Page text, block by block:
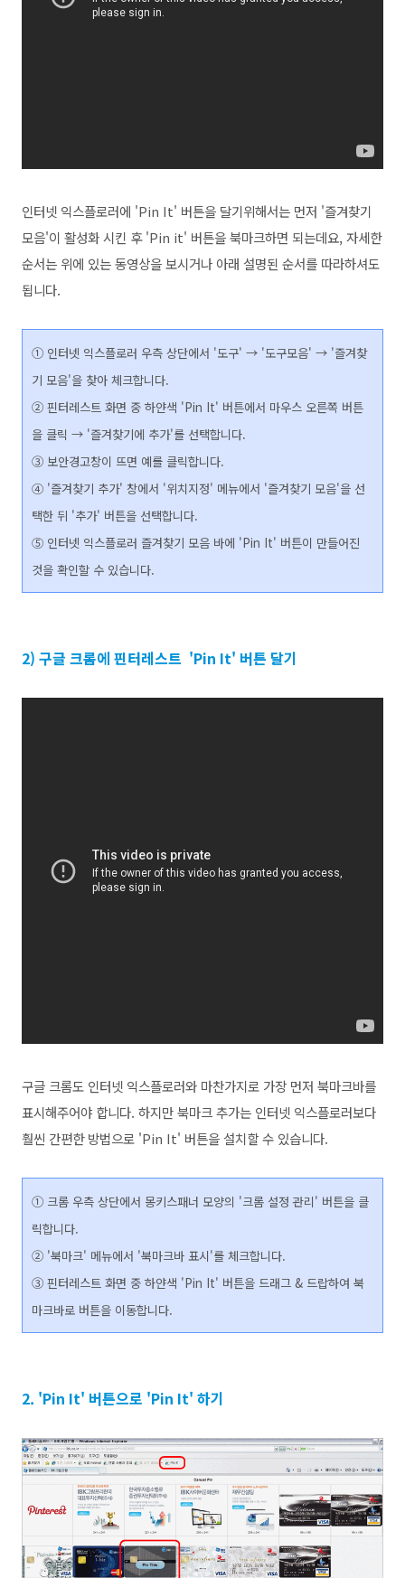
인터넷 익스플로러에 'Pin It' 버튼을 달기위해서는 먼저 '즐겨찾기
모음'이 활성화 시킨 후 'Pin it' 버튼을 북마크하면 되는데요, 자세한
순서는 위에 있는 동영상을 보시거나 아래 설명된 순서를 따라하셔도
됩니다.
① 인터넷 익스플로러 우측 상단에서 '도구' → '도구모음' → '즐겨찾
기 모음'을 찾아 체크합니다.
② 핀터레스트 화면 중 하얀색 'Pin It' 버튼에서 마우스 오른쪽 버튼
을 클릭 → '즐겨찾기에 추가'를 선택합니다.
③ 보안경고창이 뜨면 예를 클릭합니다.
④ '즐겨찾기 추가' 창에서 '위치지정' 메뉴에서 '즐겨찾기 모음'을 선
택한 뒤 '추가' 버튼을 선택합니다.
⑤ 인터넷 익스플로러 즐겨찾기 모음 바에 'Pin It' 버튼이 만들어진
것을 확인할 수 있습니다.
2) 구글 크롬에 핀터레스트 'Pin It' 버튼 달기
구글 크롬도 인터넷 익스플로러와 마찬가지로 가장 먼저 북마크바를
표시해주어야 합니다. 하지만 북마크 추가는 인터넷 익스플로러보다
훨씬 간편한 방법으로 'Pin It' 버튼을 설치할 수 있습니다.
① 크롬 우측 상단에서 몽키스패너 모양의 '크롬 설정 관리' 버튼을 클
릭합니다.
② '북마크' 메뉴에서 '북마크바 표시'를 체크합니다.
③ 핀터레스트 화면 중 하얀색 'Pin It' 버튼을 드래그 & 드랍하여 북
마크바로 버튼을 이동합니다.
2. 'Pin It' 버튼으로 'Pin It' 하기